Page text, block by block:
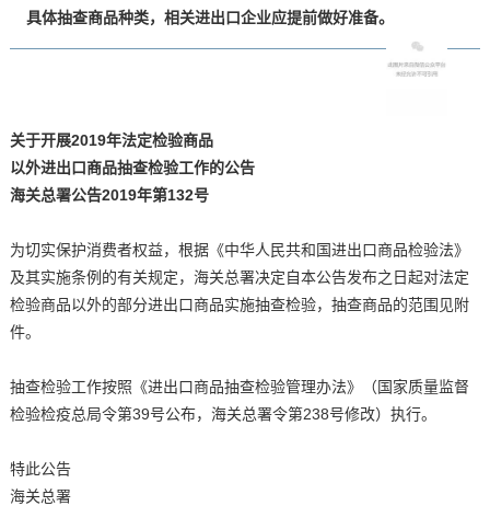
具体抽查商品种类，相关进出口企业应提前做好准备。
关于开展2019年法定检验商品
以外进出口商品抽查检验工作的公告
海关总署公告2019年第132号
为切实保护消费者权益，根据《中华人民共和国进出口商品检验法》
及其实施条例的有关规定，海关总署决定自本公告发布之日起对法定
检验商品以外的部分进出口商品实施抽查检验，抽查商品的范围见附
件。
抽查检验工作按照《进出口商品抽查检验管理办法》（国家质量监督
检验检疫总局令第39号公布，海关总署令第238号修改）执行。
特此公告
海关总署